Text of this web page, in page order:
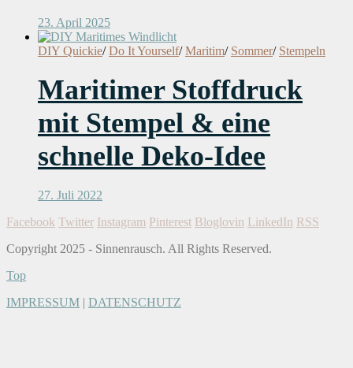
23. April 2025
DIY Quickie/ Do It Yourself/ Maritim/ Sommer/ Stempeln
Maritimer Stoffdruck
mit Stempel & eine
schnelle Deko-Idee
27. Juli 2022
Facebook Twitter Instagram Pinterest Bloglovin LinkedIn RSS
Copyright 2025 - Sinnenrausch. All Rights Reserved.
Top
IMPRESSUM | DATENSCHUTZ